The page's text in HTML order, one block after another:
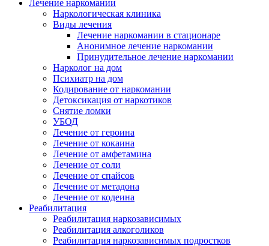
Лечение наркомании
Наркологическая клиника
Виды лечения
Лечение наркомании в стационаре
Анонимное лечение наркомании
Принудительное лечение наркомании
Нарколог на дом
Психиатр на дом
Кодирование от наркомании
Детоксикация от наркотиков
Снятие ломки
УБОД
Лечение от героина
Лечение от кокаина
Лечение от амфетамина
Лечение от соли
Лечение от спайсов
Лечение от метадона
Лечение от кодеина
Реабилитация
Реабилитация наркозависимых
Реабилитация алкоголиков
Реабилитация наркозависимых подростков